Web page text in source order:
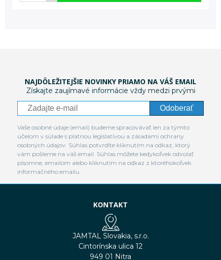
NAJDÔLEŽITEJŠIE NOVINKY PRIAMO NA VÁŠ EMAIL
Získajte zaujímavé informácie vždy medzi prvými
Odoberať
Vaše osobné údaje (email) budeme spracovávať len za týmto
účelom v súlade s platnou legislatívou a zásadami ochrany
osobných údajov. Súhlas potvrdíte kliknutím na odkaz, ktorý
vám pošleme na váš email. Súhlas môžete kedykoľvek odvolať
písomne, emailom alebo kliknutím na odkaz z ktoréhokoľvek
informačného emailu.
KONTAKT
JAMTAL Slovakia, s.r.o.
Cintorínska ulica 12
949 01 Nitra